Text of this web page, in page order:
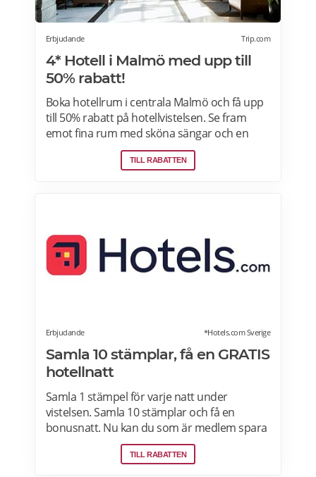
Erbjudande Trip.com
4* Hotell i Malmö med upp till
50% rabatt!
Boka hotellrum i centrala Malmö och få upp
till 50% rabatt på hotellvistelsen. Se fram
emot fina rum med sköna sängar och en
härlig frukostbuffé och njut av allt som
staden har att erbjuda! Läs mer om
TILL RABATTEN
Erbjudande *Hotels.com Sverige
Samla 10 stämplar, få en GRATIS
hotellnatt
Samla 1 stämpel för varje natt under
vistelsen. Samla 10 stämplar och få en
bonusnatt. Nu kan du som är medlem spara
10 % eller mer på över 100 000 hotell i
Sverige och hela världen när du är inloggad.
TILL RABATTEN